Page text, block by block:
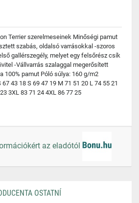
Terrier szerelmeseinek Minőségi pamut
szabás, oldalsó varrásokkal -szoros
gallérszegély, melyet egy felsőrész csík
-Vállvarrás szalaggal megerősített
100% pamut Póló súlya: 160 g/m2
43 18 S 69 47 19 M 71 51 20 L 74 55 21
3XL 83 71 24 4XL 86 77 25
az eladótól
OSTATNÍ